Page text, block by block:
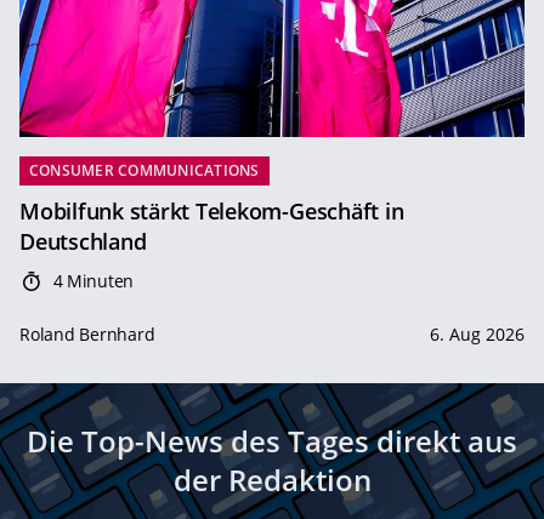
CONSUMER COMMUNICATIONS
Mobilfunk stärkt Telekom-Geschäft in
Deutschland
4 Minuten
Roland Bernhard 6. Aug 2026
Die Top-News des Tages direkt aus
der Redaktion